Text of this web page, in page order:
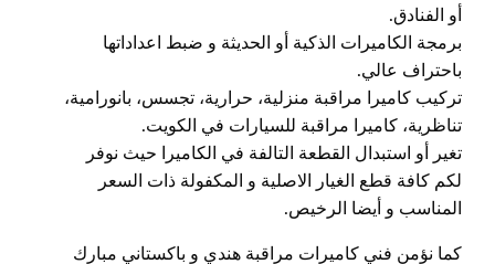
أو الفنادق.
برمجة الكاميرات الذكية أو الحديثة و ضبط اعداداتها
باحتراف عالي.
تركيب كاميرا مراقبة منزلية، حرارية، تجسس، بانورامية،
تناظرية، كاميرا مراقبة للسيارات في الكويت.
تغير أو استبدال القطعة التالفة في الكاميرا حيث نوفر
لكم كافة قطع الغيار الاصلية و المكفولة ذات السعر
المناسب و أيضا الرخيص.
كما نؤمن فني كاميرات مراقبة هندي و باكستاني مبارك